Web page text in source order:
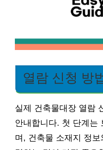
열람 신청 방
실제 건축물대장 열람
안내합니다. 첫 단계는
며, 건축물 소재지 정